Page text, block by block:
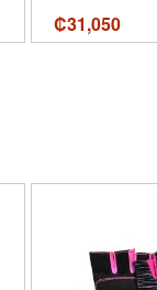
for Men,
for
₡31,050